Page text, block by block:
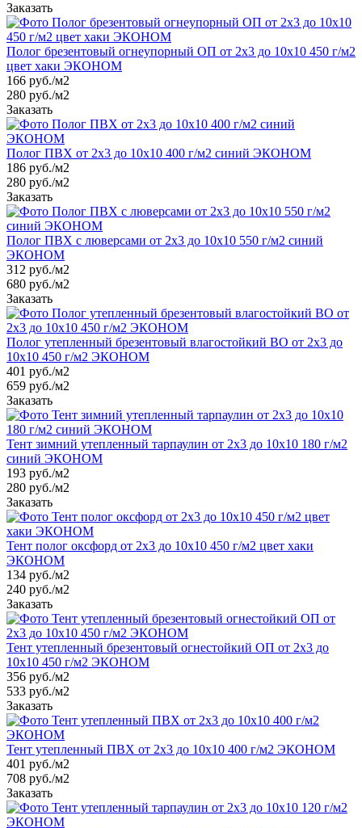
Заказать
Полог брезентовый огнеупорный ОП от 2х3 до 10х10 450 г/м2
цвет хаки ЭКОНОМ
166 руб./м2
280 руб./м2
Заказать
Полог ПВХ от 2х3 до 10х10 400 г/м2 синий ЭКОНОМ
186 руб./м2
280 руб./м2
Заказать
Полог ПВХ с люверсами от 2х3 до 10х10 550 г/м2 синий
ЭКОНОМ
312 руб./м2
680 руб./м2
Заказать
Полог утепленный брезентовый влагостойкий ВО от 2х3 до
10х10 450 г/м2 ЭКОНОМ
401 руб./м2
659 руб./м2
Заказать
Тент зимний утепленный тарпаулин от 2х3 до 10х10 180 г/м2
синий ЭКОНОМ
193 руб./м2
280 руб./м2
Заказать
Тент полог оксфорд от 2х3 до 10х10 450 г/м2 цвет хаки
ЭКОНОМ
134 руб./м2
240 руб./м2
Заказать
Тент утепленный брезентовый огнестойкий ОП от 2х3 до
10х10 450 г/м2 ЭКОНОМ
356 руб./м2
533 руб./м2
Заказать
Тент утепленный ПВХ от 2х3 до 10х10 400 г/м2 ЭКОНОМ
401 руб./м2
708 руб./м2
Заказать